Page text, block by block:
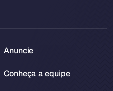
Anuncie
Conheça a equipe